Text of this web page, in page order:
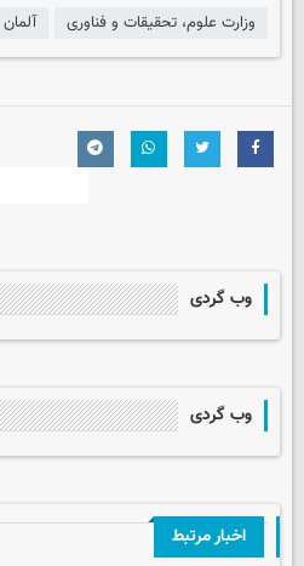
وزارت علوم، تحقیقات و فناوری آلمان
وب گردی
وب گردی
اخبار مرتبط